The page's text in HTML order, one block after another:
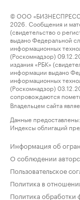
© ООО
2026. Сообщения и
(свидетельство о
выдано Федеральной
информационных
(Роскомнадзор)
издания «РБК»
информации выдано
информационных
(Роскомнадзор)
сопровождаются
Владельцем сайта
Данные предоставлены:
Индексы облигаций
Информация об
О соблюдении
Пользовательское
Политика в
Политика обработки